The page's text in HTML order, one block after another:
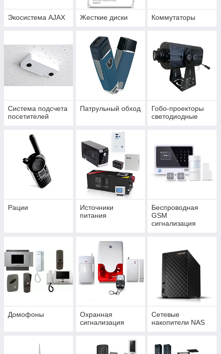
Экосистема AJAX Жесткие диски Коммутаторы
Система подсчета
посетителей
Патрульный обход
Гобо-проекторы
светодиодные
Рации
Источники
питания
Беспроводная
GSM
сигнализация
Домофоны
Охранная
сигнализация
Сетевые
накопители NAS